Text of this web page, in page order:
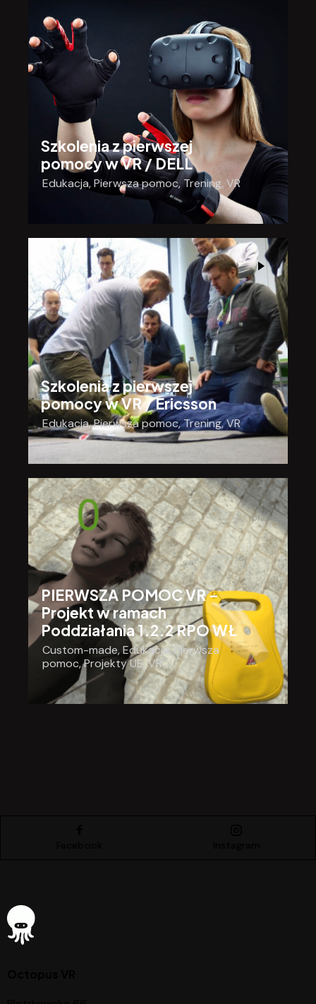
Szkolenia z pierwszej
pomocy w VR / DELL
Edukacja,Pierwsza pomoc,Trening, VR
Szkolenia z pierwszej
pomocy w VR / Ericsson
Edukacja,Pierwsza pomoc,Trening,VR
PIERWSZA POMOC VR –
Projekt w ramach
Poddziałania 1.2.2 RPO WŁ
Custom-made,Edukacja,Pierwsza
pomoc,Projekty UE,VR